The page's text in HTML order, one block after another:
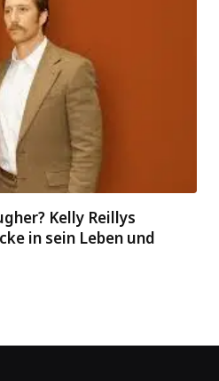
Kelly Reillys
in sein Leben und